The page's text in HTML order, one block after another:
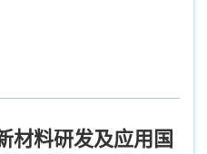
材料研发及应用国